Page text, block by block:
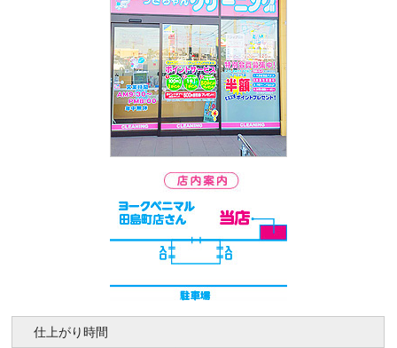
仕上がり時間